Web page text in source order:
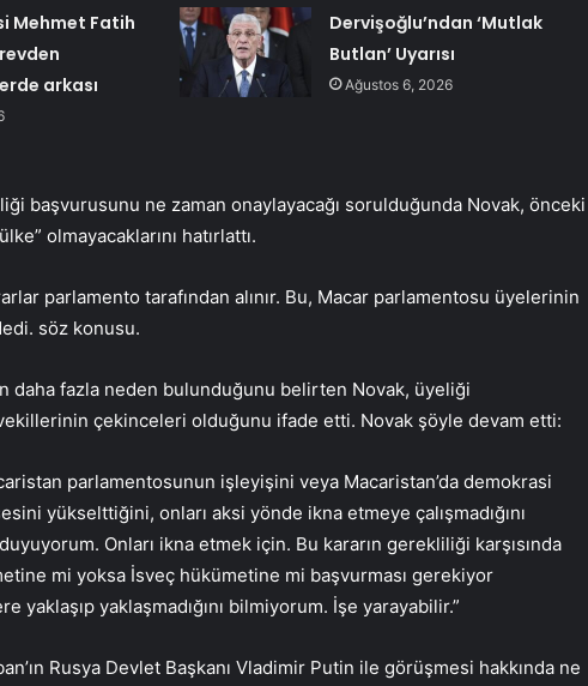
Mehmet Fatih
arkası
Dervişoğlu’ndan ‘Mutlak
Butlan’ Uyarısı
Ağustos 6, 2026
başvurusunu ne zaman onaylayacağı sorulduğunda Novak, önceki
olmayacaklarını hatırlattı.
parlamento tarafından alınır. Bu, Macar parlamentosu üyelerinin
söz konusu.
daha fazla neden bulunduğunu belirten Novak, üyeliği
çekinceleri olduğunu ifade etti. Novak şöyle devam etti:
parlamentosunun işleyişini veya Macaristan’da demokrasi
yükselttiğini, onları aksi yönde ikna etmeye çalışmadığını
Onları ikna etmek için. Bu kararın gerekliliği karşısında
mi yoksa İsveç hükümetine mi başvurması gerekiyor
yaklaşıp yaklaşmadığını bilmiyorum. İşe yarayabilir.”
Rusya Devlet Başkanı Vladimir Putin ile görüşmesi hakkında ne